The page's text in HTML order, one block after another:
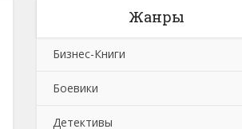
Жанры
Бизнес-Книги
Банковское дело
Бухучет, налогообложение, аудит
Боевики
Боевики: Прочее
Детективы